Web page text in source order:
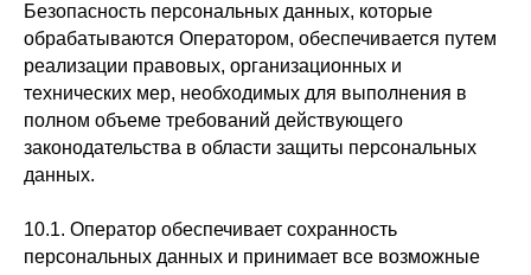
Безопасность персональных данных, которые
обрабатываются Оператором, обеспечивается путем
реализации правовых, организационных и
технических мер, необходимых для выполнения в
полном объеме требований действующего
законодательства в области защиты персональных
данных.
10.1. Оператор обеспечивает сохранность
персональных данных и принимает все возможные